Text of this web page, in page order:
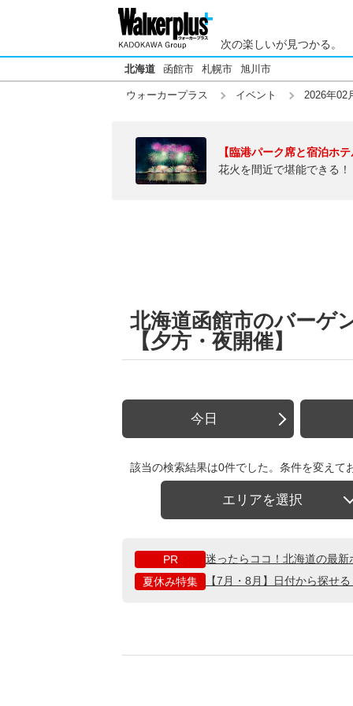
次の楽しいが見つかる。
北海道 函館市 札幌市 旭川市
ウォーカープラス イベント 2026年02
【臨港パーク席と宿泊ホ
花火を間近で堪能できる
北海道函館市のバーゲ
【夕方・夜開催】
今日
該当の検索結果は0件でした。条件を変えて
エリアを選択
PR
迷ったらココ！北海道の最
夏休み特集
【7月・8月】日付から探せ